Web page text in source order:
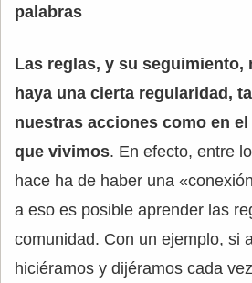
palabras
Las reglas, y su seguimiento,
haya una cierta regularidad,
nuestras acciones como en el
que vivimos. En efecto, entre
hace ha de haber una
a eso es posible aprender las
comunidad. Con un ejemplo, si
hiciéramos y dijéramos cada